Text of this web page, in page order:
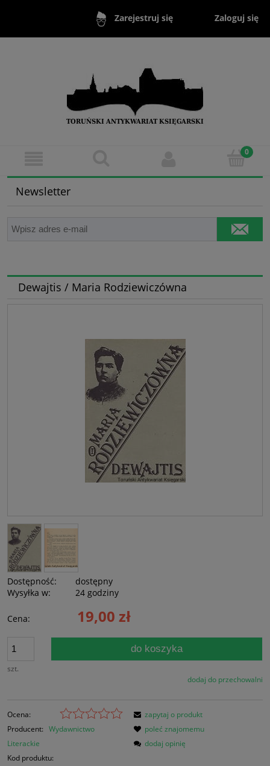
Zarejestruj się Zaloguj się
Newsletter
Dewajtis / Maria Rodziewiczówna
Dostępność:
dostępny
Wysyłka w:
24 godziny
Cena: 19,00 zł
szt.
do koszyka
dodaj do przechowalni
Ocena:
Producent: Wydawnictwo
Literackie
Kod produktu:
zapytaj o produkt
poleć znajomemu
dodaj opinię